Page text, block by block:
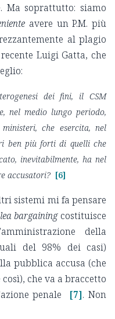
Ma soprattutto: siamo
avere un P.M. più
al plagio
Luigi Gatta, che
dei fini, il CSM
nel medio lungo periodo,
che esercita, nel
ben più forti di quelli che
inevitabilmente, ha nel
accusatori? [6]
sistemi mi fa pensare
bargaining costituisce
della
del 98% dei casi)
pubblica accusa (che
che va a braccetto
penale
[7]. Non